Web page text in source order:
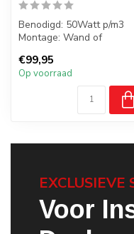
Benodigd: 50Watt p/m3
Montage: Wand of
Gewicht: 2 kilo
Badkamer: J...
€99,95
Op voorraad
Voor